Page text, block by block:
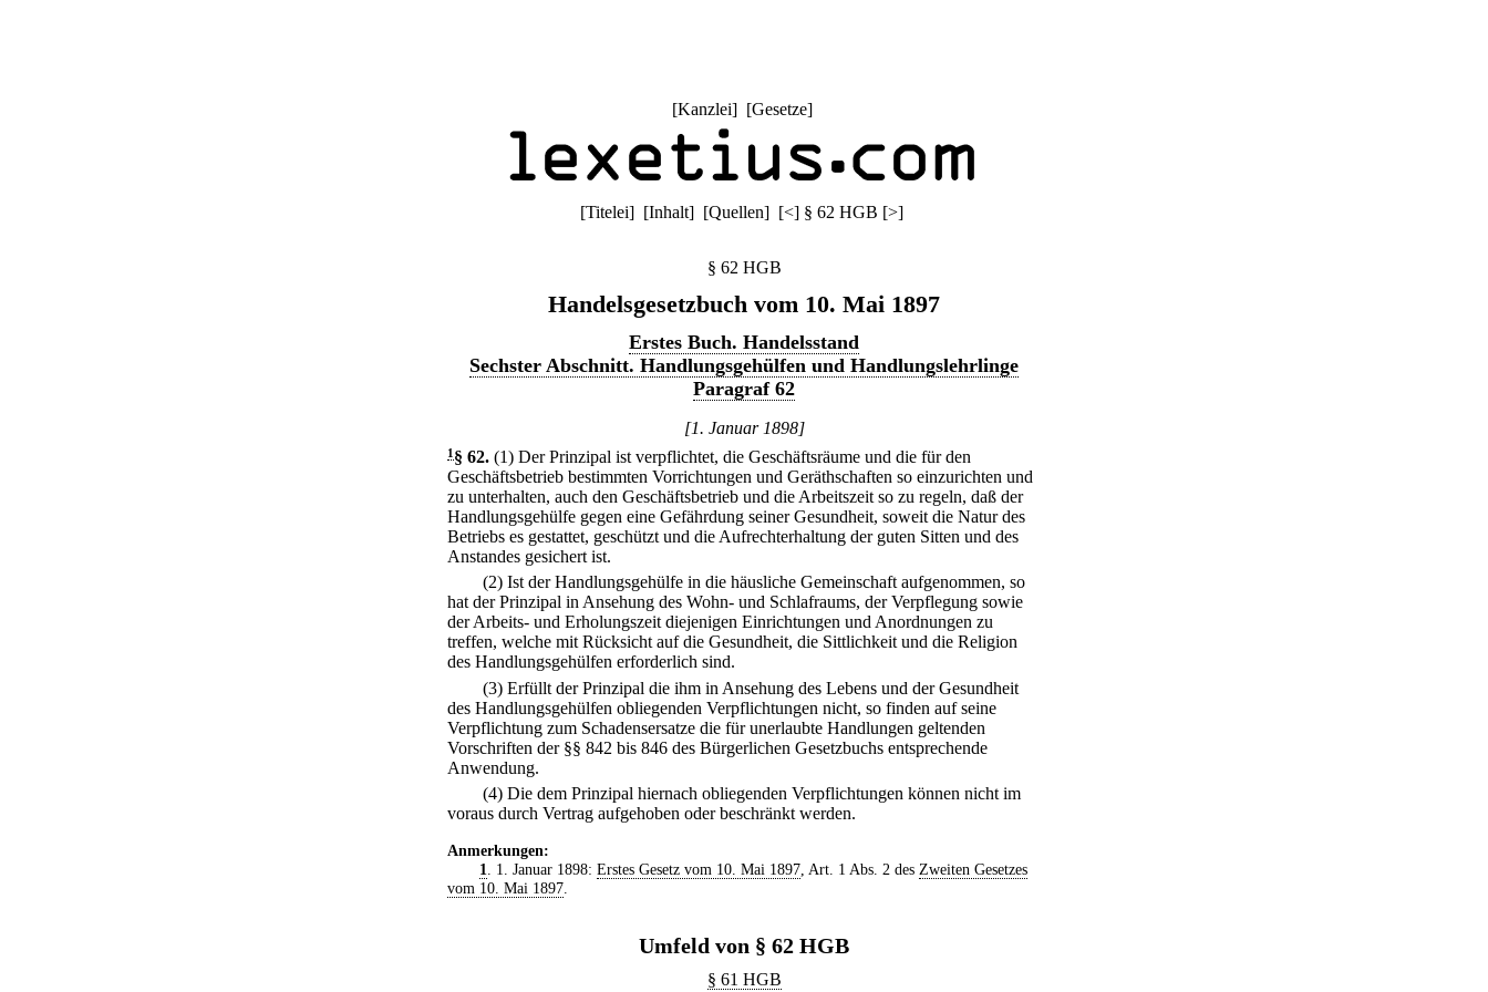
[Kanzlei] [Gesetze]
[Titelei] [Inhalt] [Quellen] [<] § 62 HGB [>]
§ 62 HGB
Handelsgesetzbuch vom 10. Mai 1897
Erstes Buch. Handelsstand
Sechster Abschnitt. Handlungsgehülfen und Handlungslehrlinge
Paragraf 62
[1. Januar 1898]
1 § 62. (1) Der Prinzipal ist verpflichtet, die Geschäftsräume und die für den
Geschäftsbetrieb bestimmten Vorrichtungen und Geräthschaften so einzurichten und
zu unterhalten, auch den Geschäftsbetrieb und die Arbeitszeit so zu regeln, daß der
Handlungsgehülfe gegen eine Gefährdung seiner Gesundheit, soweit die Natur des
Betriebs es gestattet, geschützt und die Aufrechterhaltung der guten Sitten und des
Anstandes gesichert ist.
(2) Ist der Handlungsgehülfe in die häusliche Gemeinschaft aufgenommen, so
hat der Prinzipal in Ansehung des Wohn- und Schlafraums, der Verpflegung sowie
der Arbeits- und Erholungszeit diejenigen Einrichtungen und Anordnungen zu
treffen, welche mit Rücksicht auf die Gesundheit, die Sittlichkeit und die Religion
des Handlungsgehülfen erforderlich sind.
(3) Erfüllt der Prinzipal die ihm in Ansehung des Lebens und der Gesundheit
des Handlungsgehülfen obliegenden Verpflichtungen nicht, so finden auf seine
Verpflichtung zum Schadensersatze die für unerlaubte Handlungen geltenden
Vorschriften der §§ 842 bis 846 des Bürgerlichen Gesetzbuchs entsprechende
Anwendung.
(4) Die dem Prinzipal hiernach obliegenden Verpflichtungen können nicht im
voraus durch Vertrag aufgehoben oder beschränkt werden.
Anmerkungen:
1
. 1. Januar 1898: Erstes Gesetz vom 10. Mai 1897, Art. 1 Abs. 2 des Zweiten Gesetzes
vom 10. Mai 1897
Umfeld von § 62 HGB
§ 61 HGB